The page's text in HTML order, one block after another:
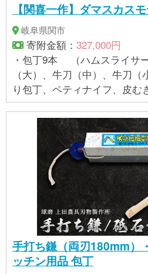
【関喜一作】ダマスカス
岐阜県関市
寄附金額： 327,000円
・包丁9本 （ハムスライサ
（大）、牛刀（中）、牛刀
り包丁、ペティナイフ、皮
ズ】 ハムスライサー1本（
40mm・重さ約215g） パ
355mm・刃渡り225mm・
（大）1本（全長373mm・刃
g） 牛刀（中）1本（全長
mm・重さ約224g） 牛刀
mm・刃渡り155mm・重
本（全長310mm・刃渡り
菜切り包丁1本（全長
さ約238g） ペティナイフ
刃渡り135mm・重さ約
（全長200mm・刃渡り90mm
手打ち鎌（両刃180mm）
ッチン用品 包丁